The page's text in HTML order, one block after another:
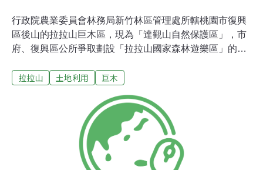
行政院農業委員會林務局新竹林區管理處所轄桃園市復興
區後山的拉拉山巨木區，現為「達觀山自然保護區」，市
府、復興區公所爭取劃設「拉拉山國家森林遊樂區」的綱
林遊樂區的規劃，新竹林管處盤點全區資源與基礎設施，
態教育館轉型為遊客中心的改善工程，接續還有管理站及
箱涵等改善工程陸續展開，整個修繕工期預計至明年1月
底竣工。桃園市政府觀光旅遊局長楊勝評表示，市府正積
極推動北橫成為國家級的風景區，拉拉山森林遊樂區也規
劃在北橫國家風景區範圍內，其建設可望帶動地方觀光旅
拉拉山 土地利用 巨木